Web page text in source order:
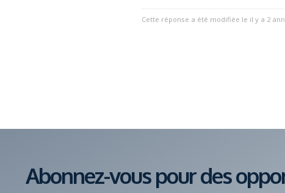
Cette réponse a été modifiée le il y a 2
Abonnez-vous pour des